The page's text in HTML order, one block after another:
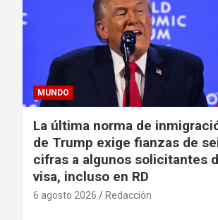
MUNDO
La última norma de
de Trump exige fianzas de
cifras a algunos solicitantes
visa, incluso en RD
6 agosto 2026 Redacción